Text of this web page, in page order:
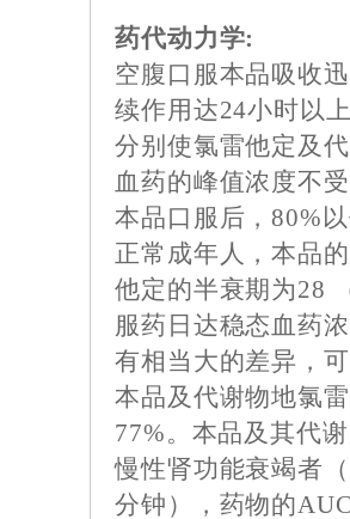
药代动力学:
空腹口服本品吸收
续作用达24小时以
分别使氯雷他定及
血药的峰值浓度不
本品口服后，80%
正常成年人，本品
他定的半衰期为28
服药日达稳态血药
有相当大的差异，
本品及代谢物地氯
77%。本品及其代
慢性肾功能衰竭者
分钟），药物的